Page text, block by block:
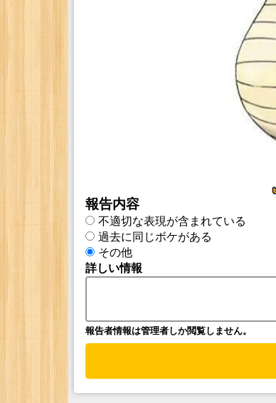
報告内容
不適切な表現が含まれている
過去に同じボケがある
その他
詳しい情報
報告者情報は管理者しか閲覧しません。